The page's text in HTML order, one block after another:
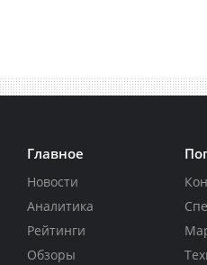
Главное
Новости
Аналитика
Рейтинги
Обзоры